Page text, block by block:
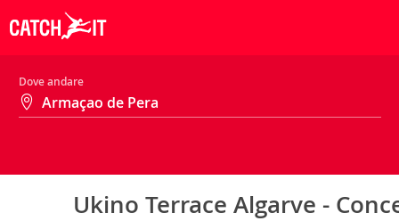
Dove andare
Ukino Terrace Algarve -